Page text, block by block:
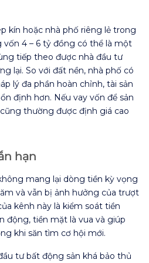
kín hoặc nhà phố riêng lẻ trong
vốn 4 – 6 tỷ đồng có thể là một
tiếp theo được nhà đầu tư
lại. So với đất nền, nhà phố có
lý đa phần hoàn chỉnh, tài sản
định hơn. Nếu vay vốn để sản
thường được định giá cao
hạn
mang lại dòng tiền kỳ vọng
và vẫn bị ảnh hưởng của trượt
kênh này là kiểm soát tiền
động, tiền mặt là vua và giúp
khi săn tìm cơ hội mới.
tư bất động sản khá bảo thủ